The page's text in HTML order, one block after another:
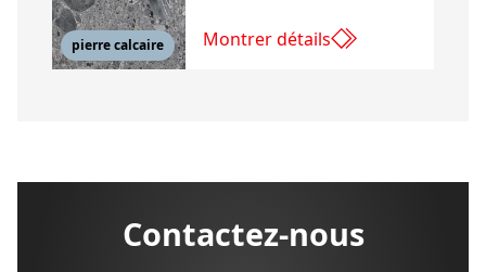
pierre calcaire Montrer détails
Contactez-nous